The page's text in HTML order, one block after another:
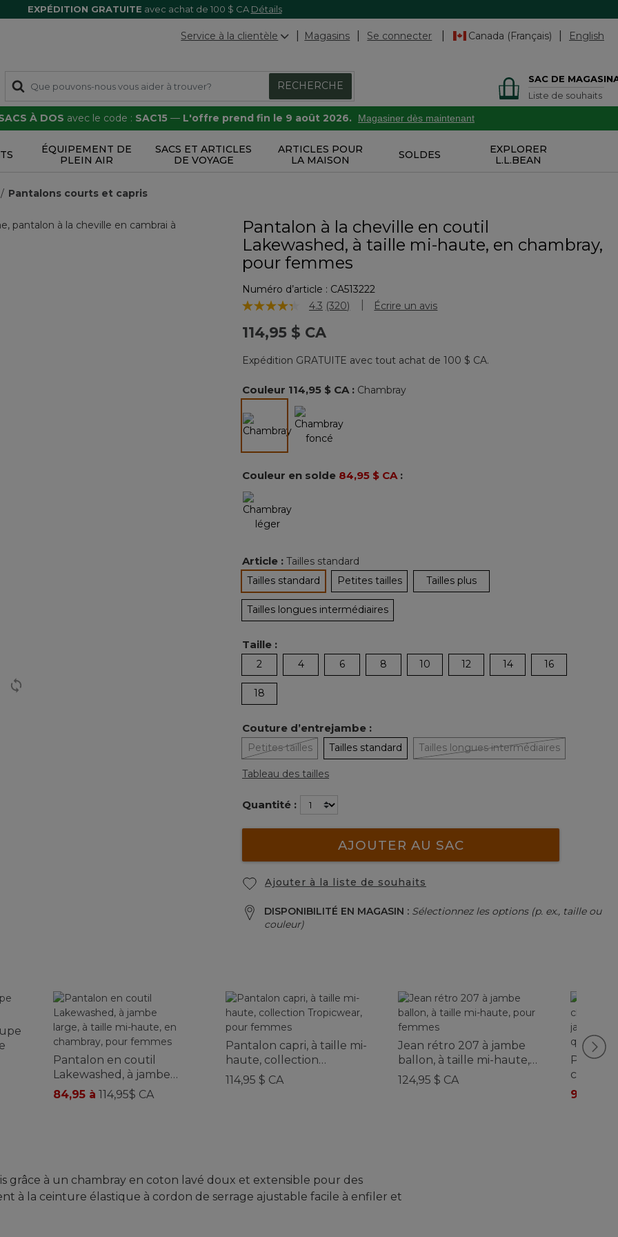
EXPÉDITION GRATUITE avec achat de 100 $ CA Détails
Service à la clientèle Magasins Se connecter Canada (Français) English
RECHERCHE
SAC DE
Liste de souhaits
À DOS avec le code : SAC15 — L'offre prend fin le 9 août 2026. Magasiner dès maintenant
ÉQUIPEMENT DE
PLEIN AIR
SACS ET ARTICLES
DE VOYAGE
ARTICLES POUR
LA MAISON
SOLDES
EXPLORER
L.L.BEAN
Pantalons courts et capris
Pantalon à la cheville en coutil
Lakewashed, à taille mi-haute, en chambray,
pour femmes
Numéro d’article : CA513222
4 sur 5 Évaluation des clients
4.3 Lire
320
Lien
vers
même
page.
(320) Écrire un avis
114,95 $ CA
Expédition GRATUITE avec tout achat de 100 $ CA.
Couleur 114,95 $ CA: Chambray
sélectionné
Couleur en solde 84,95 $ CA:
Article : Tailles standard
Tailles standard
sélectionné
Petites tailles Tailles plus
Tailles longues intermédiaires
Taille :
2 4 6 8 10 12 14 16
18
Couture d’entrejambe :
Petites tailles Tailles standard Tailles longues intermédiaires
Tableau des tailles
Quantité :
AJOUTER AU SAC
Ajouter à la liste de souhaits
DISPONIBILITÉ EN MAGASIN : Sélectionnez les options (p. ex., taille ou
couleur)
Pantalon en coutil
Lakewashed, à jambe
large, à taille mi-haute, en
chambray, pour femmes
84,95 à 114,95$ CA
Pantalon capri, à taille mi-
haute, collection
Tropicwear, pour femmes
114,95 $ CA
Jean rétro 207 à jambe
ballon, à taille mi-haute,
pour femmes
124,95 $ CA
jambe
99,95 à
grâce à un chambray en coton lavé doux et extensible pour des
à la ceinture élastique à cordon de serrage ajustable facile à enfiler et